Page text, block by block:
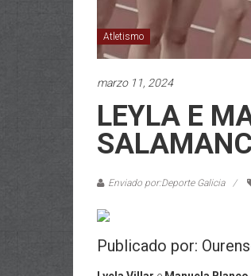
Atletismo
marzo 11, 2024
LEYLA E
Enviado por:Deporte Galicia
Publicado por: